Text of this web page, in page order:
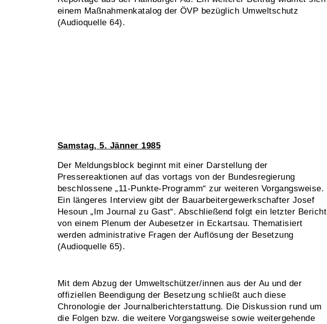
einem Maßnahmenkatalog der ÖVP bezüglich Umweltschutz
(Audioquelle 64).
Samstag, 5. Jänner 1985
Der Meldungsblock beginnt mit einer Darstellung der
Pressereaktionen auf das vortags von der Bundesregierung
beschlossene „11-Punkte-Programm“ zur weiteren Vorgangsweise.
Ein längeres Interview gibt der Bauarbeitergewerkschafter Josef
Hesoun „Im Journal zu Gast“. Abschließend folgt ein letzter Bericht
von einem Plenum der Aubesetzer in Eckartsau. Thematisiert
werden administrative Fragen der Auflösung der Besetzung
(Audioquelle 65).
Mit dem Abzug der Umweltschützer/innen aus der Au und der
offiziellen Beendigung der Besetzung schließt auch diese
Chronologie der Journalberichterstattung. Die Diskussion rund um
die Folgen bzw. die weitere Vorgangsweise sowie weitergehende